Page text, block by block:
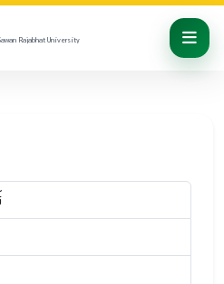
Rajabhat University